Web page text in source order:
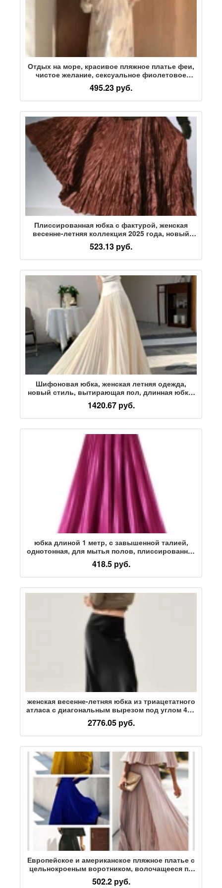
Отдых на море, красивое пляжное платье феи,
чистое желание, сексуальное фиолетовое
платье на подтяжках с цветочным рисунком,
женская юбка для мытья посуды
495.23 руб.
Плиссированная юбка с фактурой, женская
весенне-летняя коллекция 2025 года, новый
стиль, длинная юбка с широкими бретелями,
простая плиссированная юбка с отложным
воротником
523.13 руб.
Шифоновая юбка, женская летняя одежда,
новый стиль, вытирающая пол, длинная юбка-
качель, закрывающая трапециевидную
плиссированную юбку
1420.67 руб.
юбка длиной 1 метр, с завышенной талией,
однотонная, для мытья полов, плиссированная
юбка из перламутрового атласа длиной до
щиколоток, юбка А-силуэта большого размера,
новый стиль 1m2025
418.5 руб.
женская весенне-летняя юбка из триацетатного
атласа с диагональным вырезом под углом 45°,
импортированная из Японии, трапециевидная
длинная юбка рыбий хвост с завышенной
талией
2776.05 руб.
Европейское и американское пляжное платье с
цельнокроеным воротником, волочащееся по
полу, длинная юбка королевского синего цвета,
темпераментное элегантное приталенное
502.2 руб.